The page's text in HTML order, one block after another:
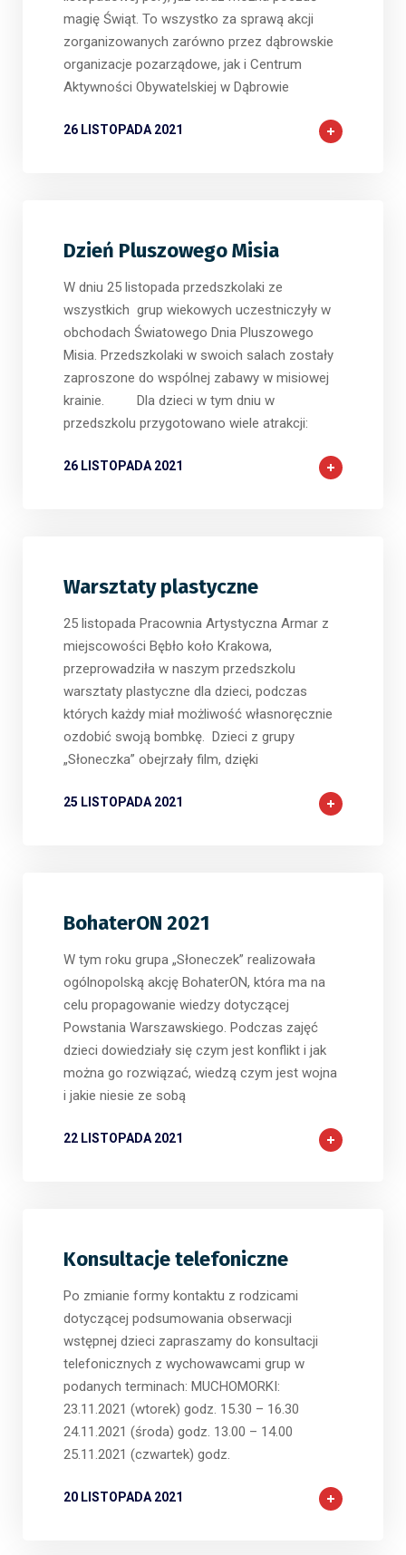
magię Świąt. To wszystko za sprawą akcji
zorganizowanych zarówno przez dąbrowskie
organizacje pozarządowe, jak i Centrum
Aktywności Obywatelskiej w Dąbrowie
26 LISTOPADA 2021
Dzień Pluszowego Misia
W dniu 25 listopada przedszkolaki ze
wszystkich grup wiekowych uczestniczyły w
obchodach Światowego Dnia Pluszowego
Misia. Przedszkolaki w swoich salach zostały
zaproszone do wspólnej zabawy w misiowej
krainie. Dla dzieci w tym dniu w
przedszkolu przygotowano wiele atrakcji:
26 LISTOPADA 2021
Warsztaty plastyczne
25 listopada Pracownia Artystyczna Armar z
miejscowości Bębło koło Krakowa,
przeprowadziła w naszym przedszkolu
warsztaty plastyczne dla dzieci, podczas
których każdy miał możliwość własnoręcznie
ozdobić swoją bombkę. Dzieci z grupy
„Słoneczka” obejrzały film, dzięki
25 LISTOPADA 2021
BohaterON 2021
W tym roku grupa „Słoneczek” realizowała
ogólnopolską akcję BohaterON, która ma na
celu propagowanie wiedzy dotyczącej
Powstania Warszawskiego. Podczas zajęć
dzieci dowiedziały się czym jest konflikt i jak
można go rozwiązać, wiedzą czym jest wojna
i jakie niesie ze sobą
22 LISTOPADA 2021
Konsultacje telefoniczne
Po zmianie formy kontaktu z rodzicami
dotyczącej podsumowania obserwacji
wstępnej dzieci zapraszamy do konsultacji
telefonicznych z wychowawcami grup w
podanych terminach: MUCHOMORKI:
23.11.2021 (wtorek) godz. 15.30 – 16.30
24.11.2021 (środa) godz. 13.00 – 14.00
25.11.2021 (czwartek) godz.
20 LISTOPADA 2021